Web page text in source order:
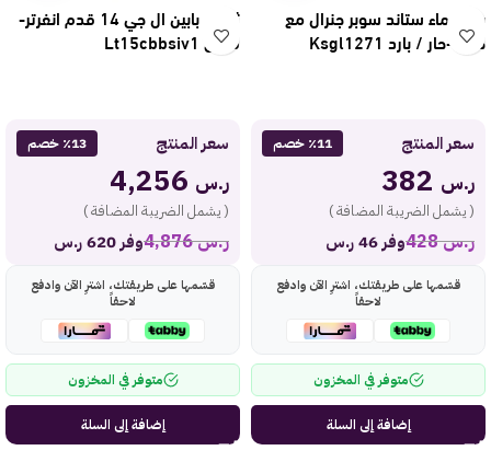
برادة ماء ستاند سوبر جنرال مع
خزانة-حار / بارد Ksgl1271
سعر المنتج ٪11 خصم
ر.س
( يشمل الضريبة المضافة )
ر.س428 وفر 46 ر.س
قسّمها على طريقتك، اشترِ الآن وادفع
لاحقاً
متوفر في المخزون
إضافة إلى السلة
ثلاجة بابين ال جي 14 قدم انفرتر-
فضي Lt15cbbsiv1
سعر المنتج ٪13 خصم
ر.س
( يشمل الضريبة المضافة )
ر.س4,876 وفر 620 ر.س
قسّمها على طريقتك، اشترِ الآن وادفع
لاحقاً
متوفر في المخزون
إضافة إلى السلة